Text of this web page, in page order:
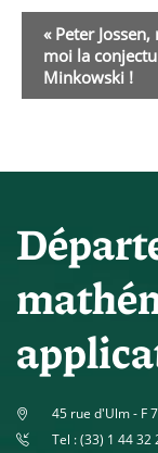
Navigation
Évènement
«Peter Jossen,
moi la
Minkowski !
45 rue d'Ulm - F
Tel : (33) 1 44 32